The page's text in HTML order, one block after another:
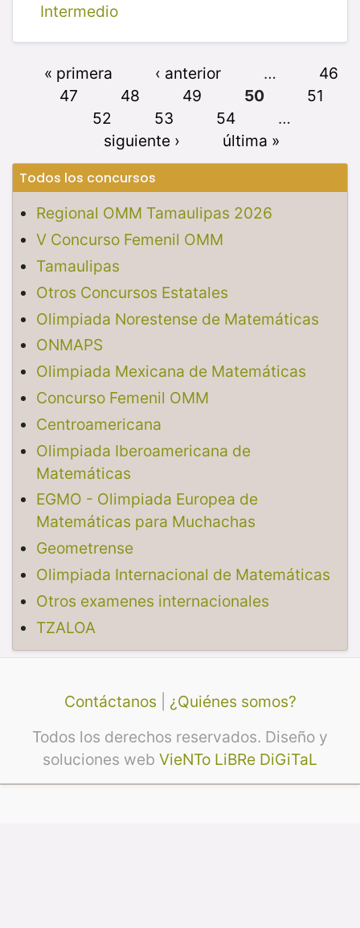
Intermedio
« primera ‹ anterior …
46
47
48 49 50
51
52
53 54
…
siguiente ›
última »
Todos los concursos
Regional OMM Tamaulipas 2026
V Concurso Femenil OMM
Tamaulipas
Otros Concursos Estatales
Olimpiada Norestense de Matemáticas
ONMAPS
Olimpiada Mexicana de Matemáticas
Concurso Femenil OMM
Centroamericana
Olimpiada Iberoamericana de
Matemáticas
EGMO - Olimpiada Europea de
Matemáticas para Muchachas
Geometrense
Olimpiada Internacional de Matemáticas
Otros examenes internacionales
TZALOA
Contáctanos
¿Quiénes somos?
Todos los derechos reservados. Diseño y
soluciones web VieNTo LiBRe DiGiTaL